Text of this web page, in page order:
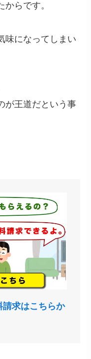
らです。
味になってしまい
が王道だという事
求はこちらか